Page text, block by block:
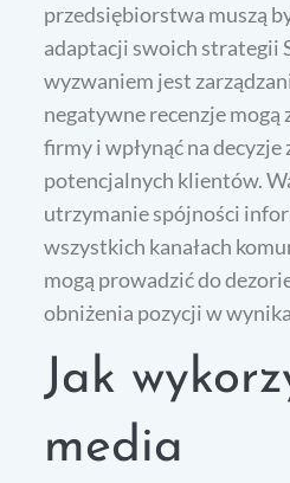
przedsiębiorstwa muszą
adaptacji swoich strategii
wyzwaniem jest
negatywne recenzje mogą
firmy i wpłynąć na decyzje
potencjalnych klientów.
utrzymanie spójności
wszystkich kanałach
mogą prowadzić do
obniżenia pozycji w
Jak
media